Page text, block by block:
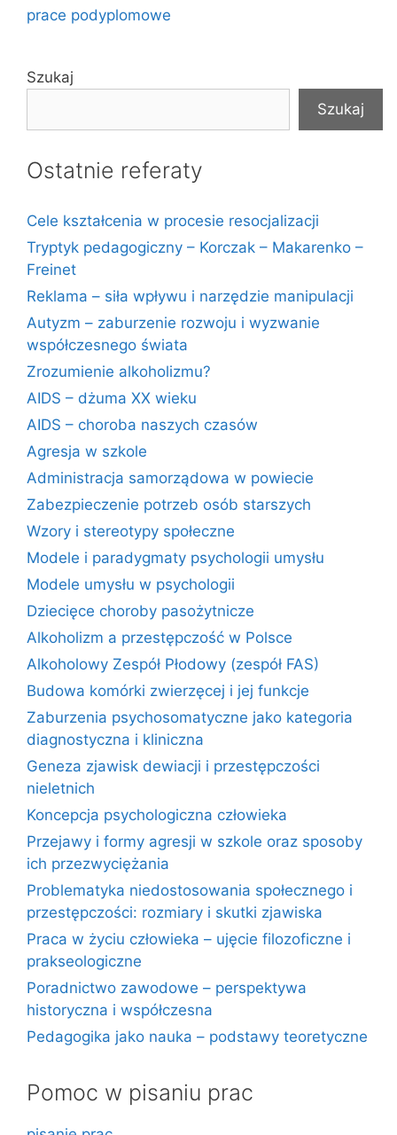
prace podyplomowe
Szukaj
Szukaj
Ostatnie referaty
Cele kształcenia w procesie resocjalizacji
Tryptyk pedagogiczny – Korczak – Makarenko –
Freinet
Reklama – siła wpływu i narzędzie manipulacji
Autyzm – zaburzenie rozwoju i wyzwanie
współczesnego świata
Zrozumienie alkoholizmu?
AIDS – dżuma XX wieku
AIDS – choroba naszych czasów
Agresja w szkole
Administracja samorządowa w powiecie
Zabezpieczenie potrzeb osób starszych
Wzory i stereotypy społeczne
Modele i paradygmaty psychologii umysłu
Modele umysłu w psychologii
Dziecięce choroby pasożytnicze
Alkoholizm a przestępczość w Polsce
Alkoholowy Zespół Płodowy (zespół FAS)
Budowa komórki zwierzęcej i jej funkcje
Zaburzenia psychosomatyczne jako kategoria
diagnostyczna i kliniczna
Geneza zjawisk dewiacji i przestępczości
nieletnich
Koncepcja psychologiczna człowieka
Przejawy i formy agresji w szkole oraz sposoby
ich przezwyciężania
Problematyka niedostosowania społecznego i
przestępczości: rozmiary i skutki zjawiska
Praca w życiu człowieka – ujęcie filozoficzne i
prakseologiczne
Poradnictwo zawodowe – perspektywa
historyczna i współczesna
Pedagogika jako nauka – podstawy teoretyczne
Pomoc w pisaniu prac